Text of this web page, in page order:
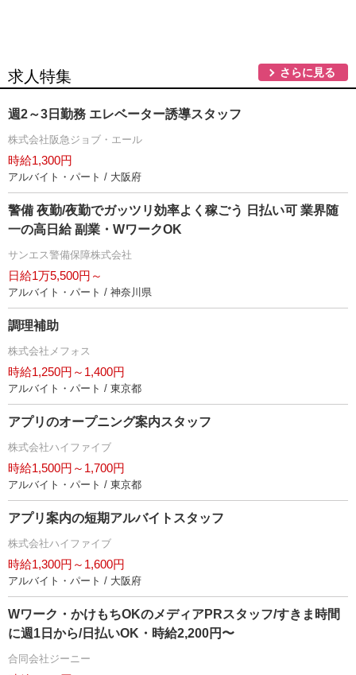
求人特集 さらに見る
週2～3日勤務 エレベーター誘導スタッフ
株式会社阪急ジョブ・エール
時給1,300円
アルバイト・パート / 大阪府
警備 夜勤/夜勤でガッツリ効率よく稼ごう 日払い可 業界随
一の高日給 副業・WワークOK
サンエス警備保障株式会社
日給1万5,500円～
アルバイト・パート / 神奈川県
調理補助
株式会社メフォス
時給1,250円～1,400円
アルバイト・パート / 東京都
アプリのオープニング案内スタッフ
株式会社ハイファイブ
時給1,500円～1,700円
アルバイト・パート / 東京都
アプリ案内の短期アルバイトスタッフ
株式会社ハイファイブ
時給1,300円～1,600円
アルバイト・パート / 大阪府
Wワーク・かけもちOKのメディアPRスタッフ/すきま時間
に週1日から/日払いOK・時給2,200円〜
合同会社ジーニー